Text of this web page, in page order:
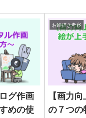
グ作画
めの使
お絵描き考察
【画力
の７つの